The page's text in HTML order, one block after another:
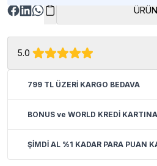
5.0
799 TL ÜZERİ KARGO BEDAVA
BONUS ve WORLD KREDİ
ŞİMDİ AL %1 KADAR PARA PUAN